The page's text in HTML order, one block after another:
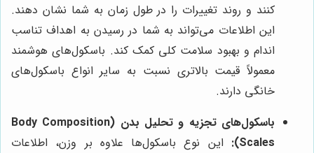
کنند و روند تغییرات را در طول زمان به شما نشان دهند.
این اطلاعات می‌تواند به شما در رسیدن به اهداف تناسب
اندام و بهبود سلامت کلی کمک کند. باسکول‌های هوشمند
معمولاً قیمت بالاتری نسبت به سایر انواع باسکول‌های
خانگی دارند.
باسکول‌های تجزیه و تحلیل بدن (Body Composition
Scales):
این نوع باسکول‌ها علاوه بر وزن، اطلاعات